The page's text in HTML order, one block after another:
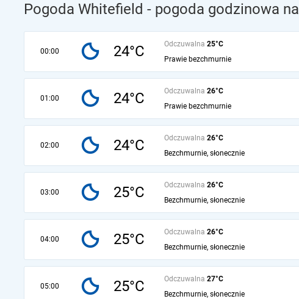
Pogoda Whitefield - pogoda godzinowa na
00:00 24°C Odczuwalna 25°C
Prawie bezchmurnie
01:00 24°C Odczuwalna 26°C
Prawie bezchmurnie
02:00 24°C Odczuwalna 26°C
Bezchmurnie, słonecznie
03:00 25°C Odczuwalna 26°C
Bezchmurnie, słonecznie
04:00 25°C Odczuwalna 26°C
Bezchmurnie, słonecznie
05:00 25°C Odczuwalna 27°C
Bezchmurnie, słonecznie